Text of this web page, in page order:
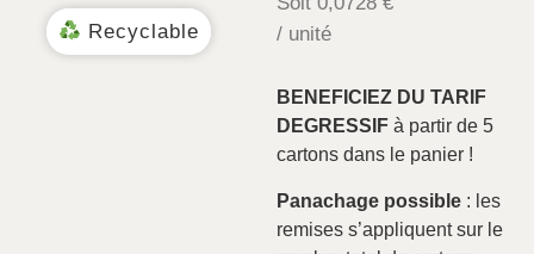
Recyclable
/ unité
BENEFICIEZ DU TARIF
DEGRESSIFà partir de 5
cartons dans le panier !
Panachage possible: les
remises s’appliquent sur le